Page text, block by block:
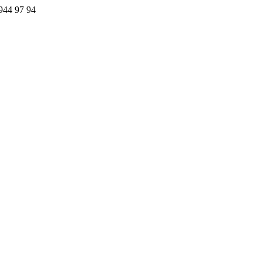
97 94